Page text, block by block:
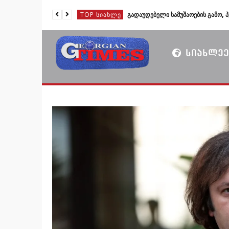
TOP ᲡᲘᲐᲮᲚᲔ
TOP ᲡᲘᲐᲮᲚᲔ
TOP ᲡᲘᲐᲮᲚᲔ
TOP ᲡᲘᲐᲮᲚᲔ